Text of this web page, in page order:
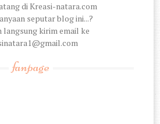
di Kreasi-natara.com
seputar blog ini...?
langsung kirim email ke
fanpage